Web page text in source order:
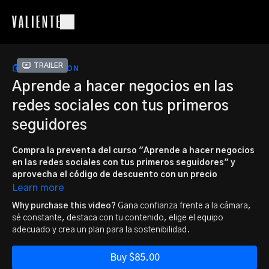
Trailer
COLLECTION
Aprende a hacer negocios en las
redes sociales con tus primeros
seguidores
Compra la preventa del curso "Aprende a hacer negocios
en las redes sociales con tus primeros seguidores" y
aprovecha el código de descuento con un precio
especial.El curso se lanza el miércoles 16 de octubre. Consiste
fichas técnicas y material didáctico.
Este curso te enseñará a perder el miedo a la cámara y mantener
la constancia en tus publicaciones. Además, explorarás cómo
destacar con tu contenido y elegir el equipo adecuado. También
Learn more
Why purchase this video? Gana confianza frente a la cámara,
sé constante, destaca con tu contenido, elige el equipo
adecuado y crea un plan para la sostenibilidad.
Buy $85.00